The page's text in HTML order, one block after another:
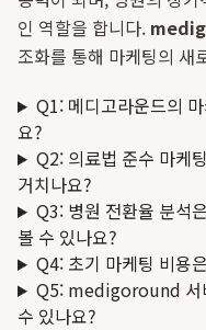
인 역할을 합니다.
조화를 통해 마케팅의 새
Q1: 메디고라운드의
요?
Q2: 의료법 준수 마케
거치나요?
Q3: 병원 전환율 분석
볼 수 있나요?
Q4: 초기 마케팅 비용
Q5: medigoround 서
수 있나요?